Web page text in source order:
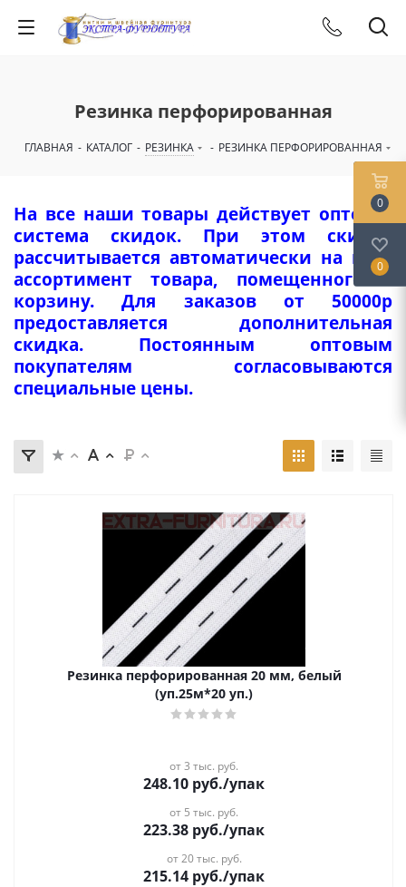
Резинка перфорированная
ГЛАВНАЯ - КАТАЛОГ - РЕЗИНКА - РЕЗИНКА ПЕРФОРИРОВАННАЯ
На все наши товары действует оптовая
система скидок. При этом скидка
рассчитывается автоматически на весь
ассортимент товара, помещенного в
корзину. Для заказов от 50000р
предоставляется дополнительная
скидка. Постоянным оптовым
покупателям согласовываются
специальные цены.
Резинка перфорированная 20 мм, белый
(уп.25м*20 уп.)
от 3 тыс. руб.
248.10 руб./упак
от 5 тыс. руб.
223.38 руб./упак
от 20 тыс. руб.
215.14 руб./упак
0
0